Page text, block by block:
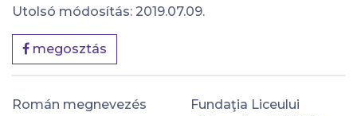
Utolsó módosítás: 2019.07.09.
megosztás
Román megnevezés
Fundaţia Liceului